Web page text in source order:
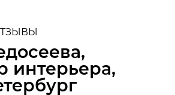
интерьера,